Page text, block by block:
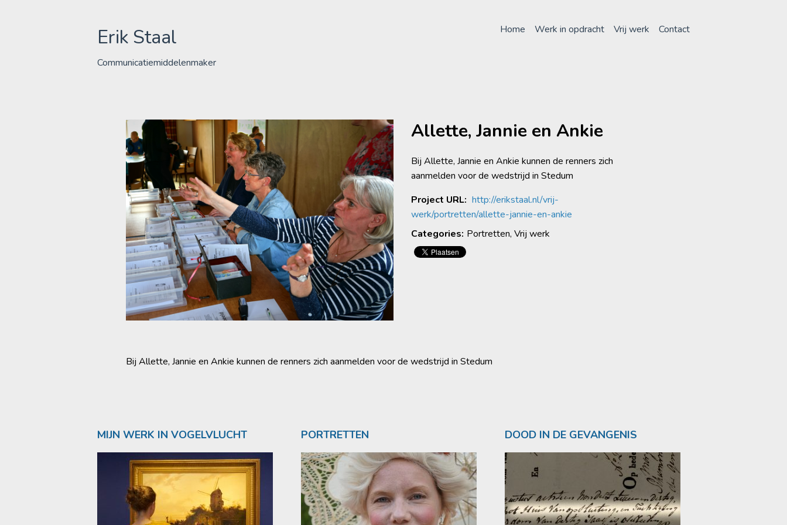
Erik Staal
Communicatiemiddelenmaker
Home Werk in opdracht Vrij werk Contact
Allette, Jannie en Ankie
Bij Allette, Jannie en Ankie kunnen de renners zich
aanmelden voor de wedstrijd in Stedum
Project URL: http://erikstaal.nl/vrij-
werk/portretten/allette-jannie-en-ankie
Categories: Portretten, Vrij werk
Bij Allette, Jannie en Ankie kunnen de renners zich aanmelden voor de wedstrijd in Stedum
MIJN WERK IN VOGELVLUCHT PORTRETTEN DOOD IN DE GEVANGENIS